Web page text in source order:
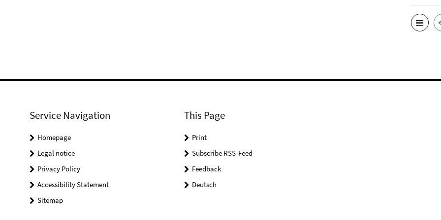
Service Navigation
Homepage
Legal notice
Privacy Policy
Accessibility Statement
Sitemap
This Page
Print
Subscribe RSS-Feed
Feedback
Deutsch